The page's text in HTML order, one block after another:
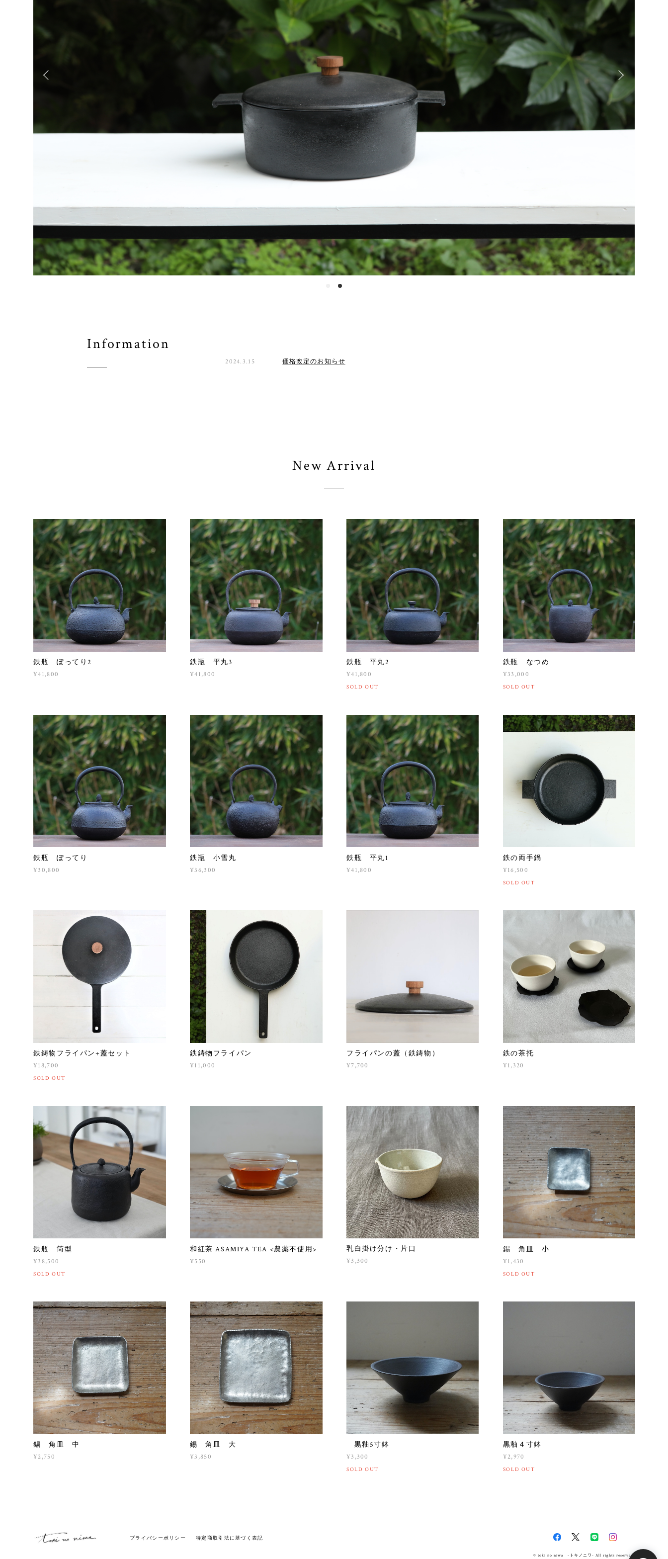
Information
2024.3.15 価格改定のお知らせ
New Arrival
鉄瓶 ぽってり2
¥41,800
鉄瓶 平丸3
¥41,800
鉄瓶 平丸2
¥41,800
SOLD OUT
鉄瓶 なつめ
¥33,000
SOLD OUT
鉄瓶 ぽってり
¥30,800
鉄瓶 小雪丸
¥36,300
鉄瓶 平丸1
¥41,800
鉄の両手鍋
¥16,500
SOLD OUT
鉄鋳物フライパン+蓋セット
¥18,700
SOLD OUT
鉄鋳物フライパン
¥11,000
フライパンの蓋（鉄鋳物）
¥7,700
鉄の茶托
¥1,320
鉄瓶 筒型
¥38,500
SOLD OUT
和紅茶 ASAMIYA TEA <農薬不使用>
¥550
乳白掛け分け・片口
¥3,300
錫 角皿 小
¥1,430
SOLD OUT
錫 角皿 中
¥2,750
錫 角皿 大
¥3,850
黒釉5寸鉢
¥3,300
SOLD OUT
黒釉４寸鉢
¥2,970
SOLD OUT
プライバシーポリシー 特定商取引法に基づく表記
© toki no niwa -トキノニワ- All rights reserved.